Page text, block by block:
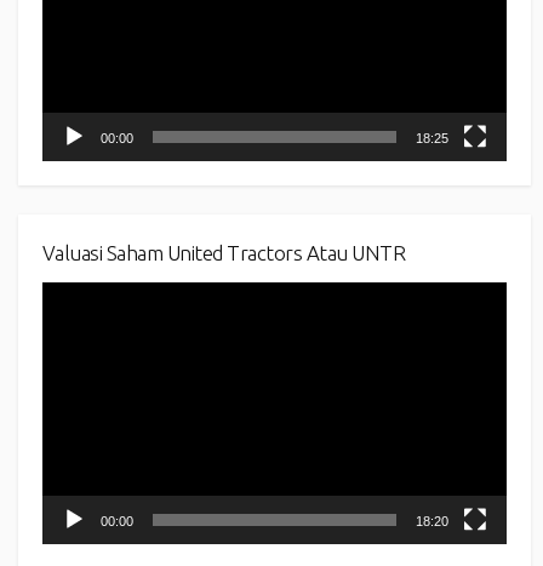
00:00 18:25
Valuasi Saham United Tractors Atau UNTR
00:00 18:20